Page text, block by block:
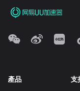
產品 支